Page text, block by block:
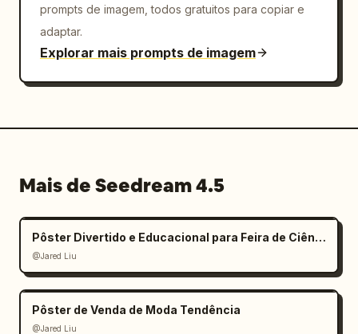
prompts de imagem, todos gratuitos para copiar e
adaptar.
Explorar mais prompts de imagem
Mais de Seedream 4.5
Pôster Divertido e Educacional para Feira de Ciências Infantil
@Jared Liu
Pôster de Venda de Moda Tendência
@Jared Liu